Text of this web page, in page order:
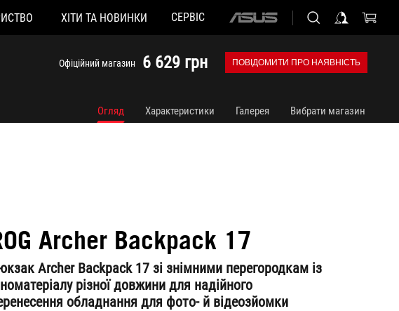
ХІТИ ТА НОВИНКИ СЕРВІС
ASUS
home
Офіційний магазин 6 629 грн ПОВІДОМИТИ ПРО НАЯВНІСТЬ
Огляд Характеристики Галерея Вибрати магазин
Archer Backpack 17
Archer Backpack 17 зі знімними перегородкам із
різної довжини для надійного
обладнання для фото- й відеозйомки